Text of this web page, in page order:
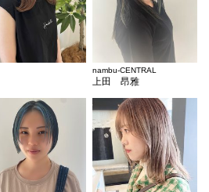
nambu-CENTRAL
上田 昂雅